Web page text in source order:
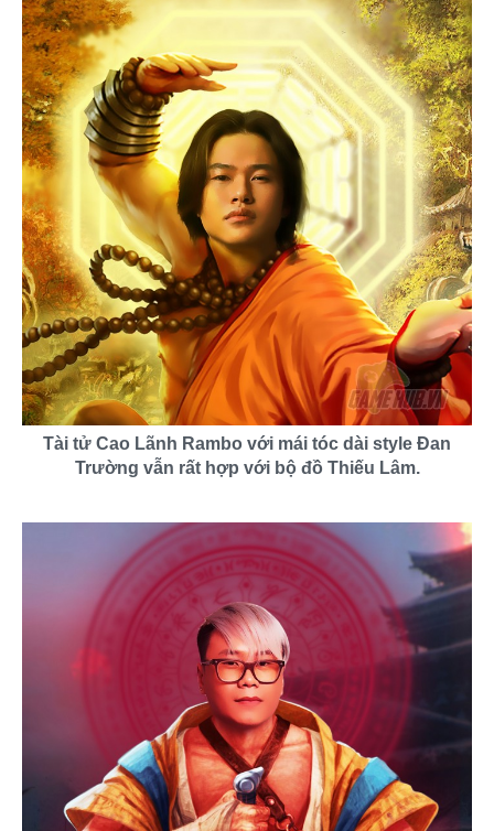
Tài tử Cao Lãnh Rambo với mái tóc dài style Đan
Trường vẫn rất hợp với bộ đồ Thiếu Lâm.